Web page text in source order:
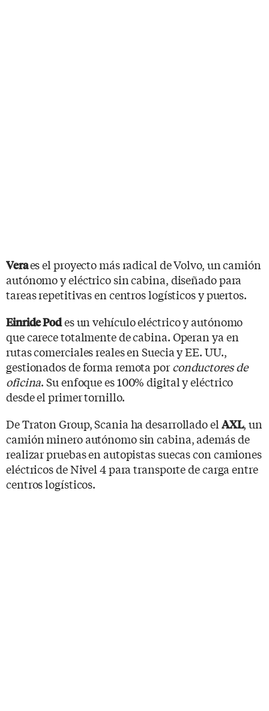
Veraes el proyecto más radical de Volvo, un camión
autónomo y eléctrico sin cabina, diseñado para
tareas repetitivas en centros logísticos y puertos.
Einride Podes un vehículo eléctrico y autónomo
que carece totalmente de cabina. Operan ya en
rutas comerciales reales en Suecia y EE. UU.,
gestionados de forma remota porconductores de
oficina. Su enfoque es 100% digital y eléctrico
desde el primer tornillo.
De Traton Group, Scania ha desarrollado el AXL, un
camión minero autónomo sin cabina, además de
realizar pruebas en autopistas suecas con camiones
eléctricos de Nivel 4 para transporte de carga entre
centros logísticos.